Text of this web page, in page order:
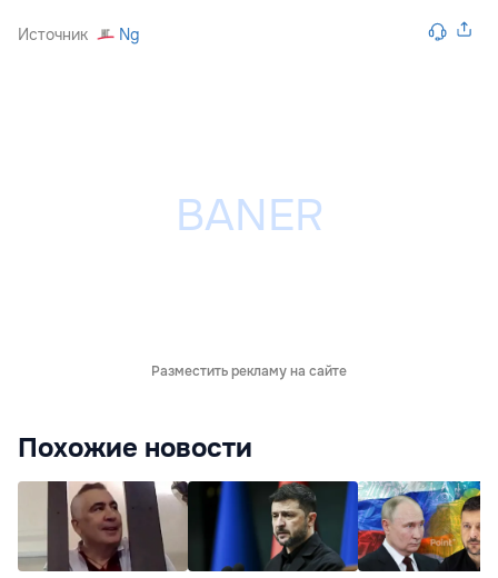
Источник Ng
Разместить рекламу на сайте
Похожие новости